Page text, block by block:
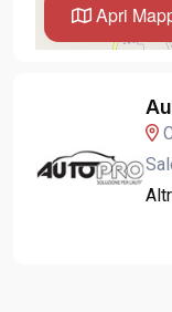
Apri